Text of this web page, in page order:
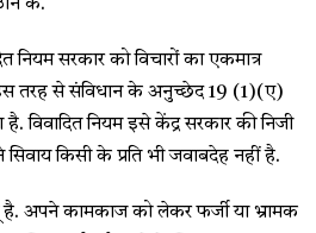
के.
नियम सरकार को विचारों का एकमात्र
इस तरह से संविधान के अनुच्छेद 19 (1)(ए)
विवादित नियम इसे केंद्र सरकार की निजी
किसी के प्रति भी जवाबदेह नहीं है.
अपने कामकाज को लेकर फर्जी या भ्रामक